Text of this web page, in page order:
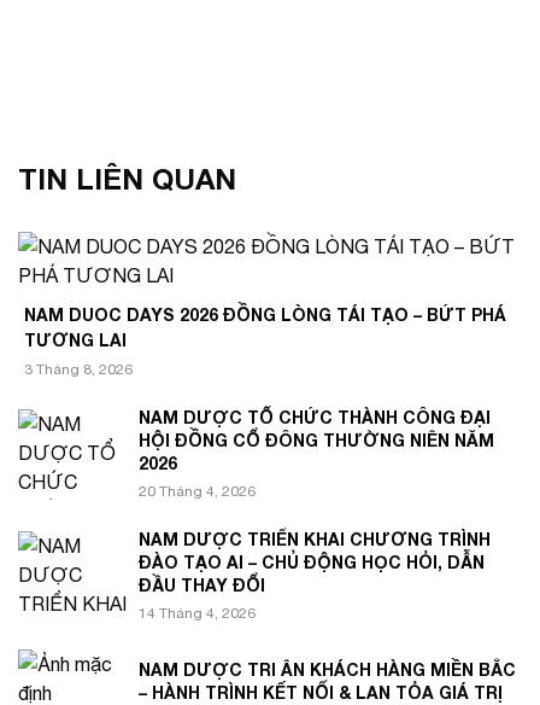
TIN LIÊN QUAN
NAM DUOC DAYS 2026 ĐỒNG LÒNG TÁI TẠO – BỨT PHÁ
TƯƠNG LAI
3 Tháng 8, 2026
NAM DƯỢC TỔ CHỨC THÀNH CÔNG ĐẠI
HỘI ĐỒNG CỔ ĐÔNG THƯỜNG NIÊN NĂM
2026
20 Tháng 4, 2026
NAM DƯỢC TRIỂN KHAI CHƯƠNG TRÌNH
ĐÀO TẠO AI – CHỦ ĐỘNG HỌC HỎI, DẪN
ĐẦU THAY ĐỔI
14 Tháng 4, 2026
NAM DƯỢC TRI ÂN KHÁCH HÀNG MIỀN BẮC
– HÀNH TRÌNH KẾT NỐI & LAN TỎA GIÁ TRỊ